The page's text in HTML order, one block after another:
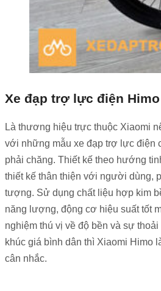
Xe đạp trợ lực điện Himo
Là thương hiệu trực thuộc Xiaomi
với những mẫu xe đạp trợ lực điện
phải chăng. Thiết kế theo hướng
thiết kế thân thiện với người dùng,
tượng. Sử dụng chất liệu hợp kim
năng lượng, động cơ hiệu suất tốt
nghiệm thú vị về độ bền và sự
khúc giá bình dân thì Xiaomi Himo
cân nhắc.